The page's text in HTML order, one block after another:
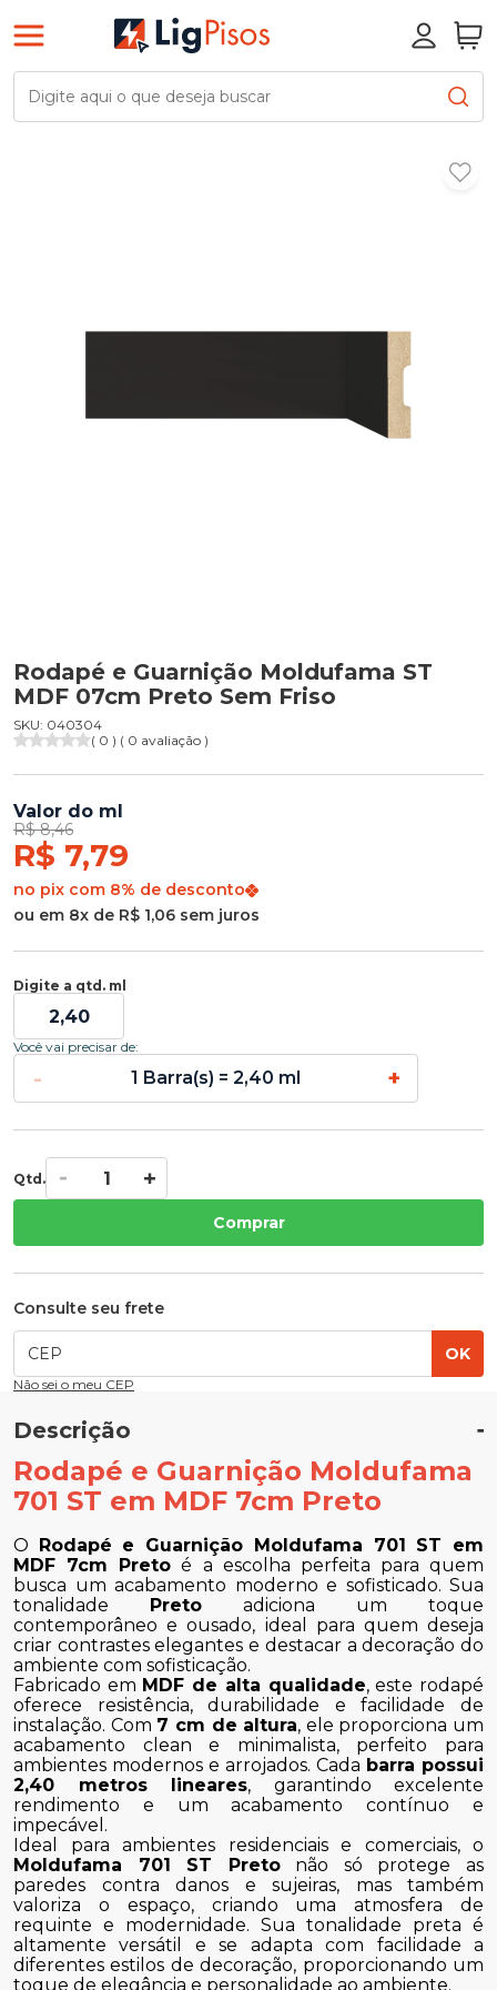
Rodapé e Guarnição Moldufama ST
MDF 07cm Preto Sem Friso
SKU: 040304
( 0 ) ( 0 avaliação )
Valor do ml
R$ 8,46
R$ 7,79
no pix com 8% de desconto
ou em 8x de R$ 1,06 sem juros
Digite a qtd. ml
Você vai precisar de:
- 1 Barra(s) = 2,40 ml +
Qtd.
Comprar
Consulte seu frete
OK
Não sei o meu CEP
Descrição
Rodapé e Guarnição Moldufama
701 ST em MDF 7cm Preto
O Rodapé e Guarnição Moldufama 701 ST em
MDF 7cm Preto é a escolha perfeita para quem
busca um acabamento moderno e sofisticado. Sua
tonalidade Preto adiciona um toque
contemporâneo e ousado, ideal para quem deseja
criar contrastes elegantes e destacar a decoração do
ambiente com sofisticação.
Fabricado em MDF de alta qualidade, este rodapé
oferece resistência, durabilidade e facilidade de
instalação. Com 7 cm de altura, ele proporciona um
acabamento clean e minimalista, perfeito para
ambientes modernos e arrojados. Cada barra possui
2,40 metros lineares, garantindo excelente
rendimento e um acabamento contínuo e
impecável.
Ideal para ambientes residenciais e comerciais, o
Moldufama 701 ST Pretonão só protege as
paredes contra danos e sujeiras, mas também
valoriza o espaço, criando uma atmosfera de
requinte e modernidade. Sua tonalidade preta é
altamente versátil e se adapta com facilidade a
diferentes estilos de decoração, proporcionando um
toque de elegância e personalidade ao ambiente.